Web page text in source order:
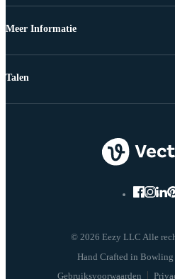
Meer Informatie
© 2026 Eezy LLC Alle
Gebruiksvoorwaarden
Talen